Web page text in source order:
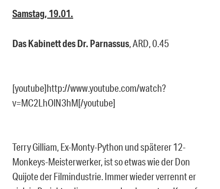
Samstag, 19.01.
Das Kabinett des Dr. Parnassus, ARD, 0.45
[youtube]http://www.youtube.com/watch?
v=MC2LhOlN3hM[/youtube]
Terry Gilliam, Ex-Monty-Python und späterer 12-
Monkeys-Meisterwerker, ist so etwas wie der Don
Quijote der Filmindustrie. Immer wieder verrennt er